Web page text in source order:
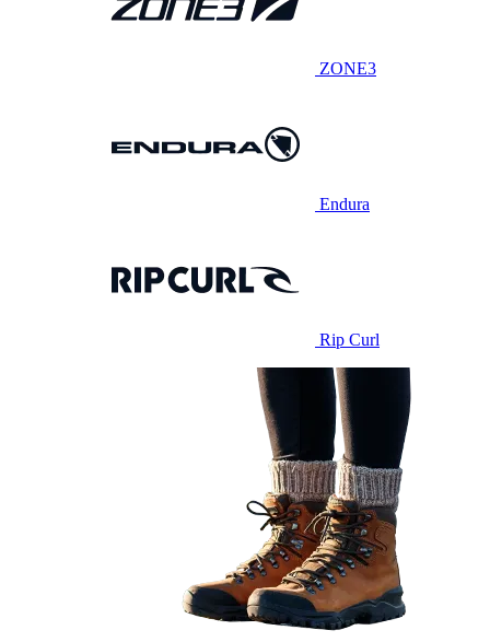
ZONE3
Endura
Rip Curl